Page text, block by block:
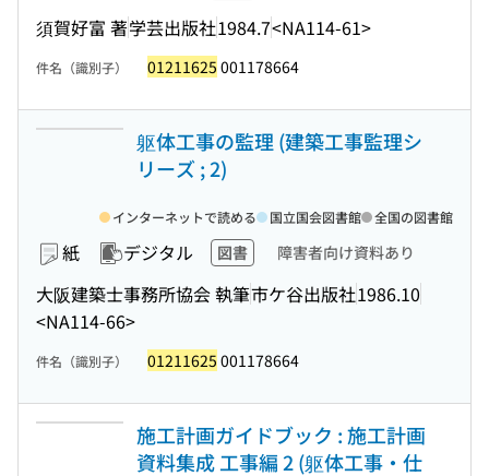
須賀好富 著学芸出版社1984.7<NA114-61>
件名（識別子） 01211625 001178664
躯体工事の監理 (建築工事監理シ
リーズ ; 2)
紙 デジタル 図書 障害者向け資料あり
大阪建築士事務所協会 執筆市ケ谷出版社1986.10
<NA114-66>
インターネットで読める 国立国会図書館 全国の図書館
件名（識別子） 01211625 001178664
施工計画ガイドブック : 施工計画
資料集成 工事編 2 (躯体工事・仕